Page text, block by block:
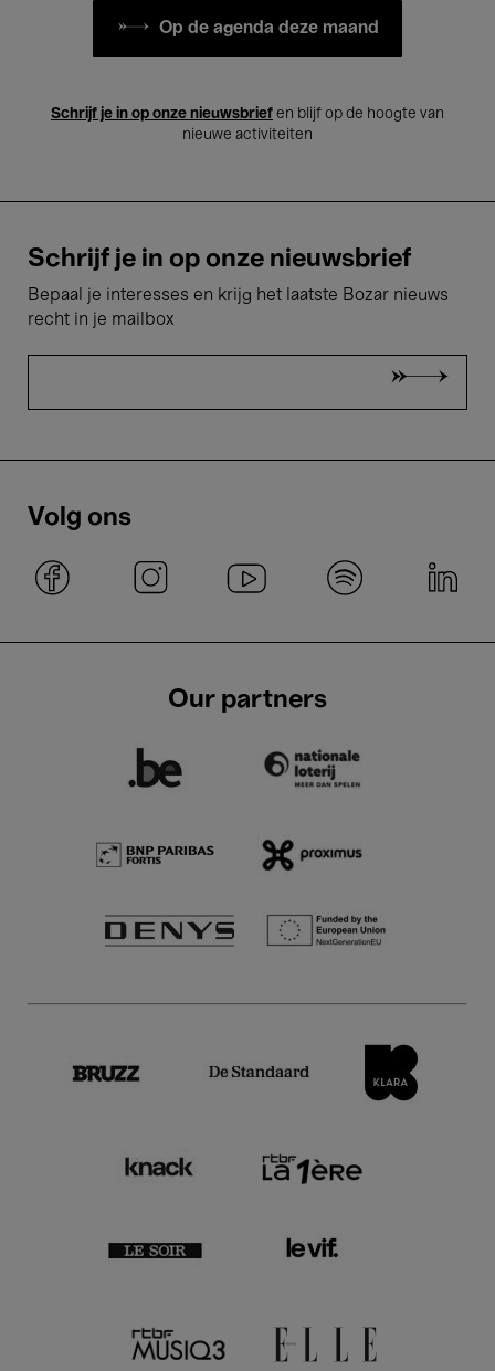
Op de agenda deze maand
Schrijf je in op onze nieuwsbrief en blijf op de hoogte van
nieuwe activiteiten
Schrijf je in op onze nieuwsbrief
Bepaal je interesses en krijg het laatste Bozar nieuws
recht in je mailbox
Volg ons
Our partners